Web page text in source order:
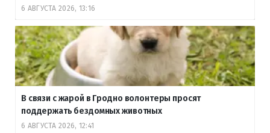
6 АВГУСТА 2026, 13:16
В связи с жарой в Гродно волонтеры просят
поддержать бездомных животных
6 АВГУСТА 2026, 12:41